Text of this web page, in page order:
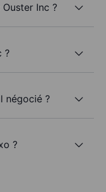
Inc ?
?
négocié ?
?